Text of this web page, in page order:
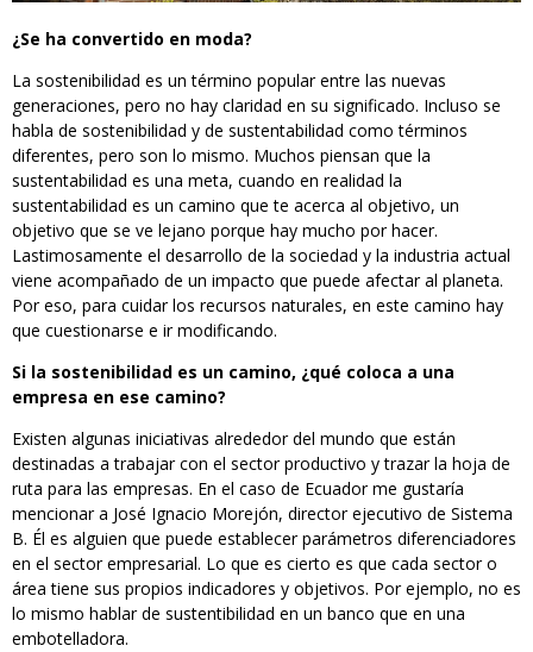
¿Se ha convertido en moda?
La sostenibilidad es un término popular entre las nuevas
generaciones, pero no hay claridad en su significado. Incluso se
habla de sostenibilidad y de sustentabilidad como términos
diferentes, pero son lo mismo. Muchos piensan que la
sustentabilidad es una meta, cuando en realidad la
sustentabilidad es un camino que te acerca al objetivo, un
objetivo que se ve lejano porque hay mucho por hacer.
Lastimosamente el desarrollo de la sociedad y la industria actual
viene acompañado de un impacto que puede afectar al planeta.
Por eso, para cuidar los recursos naturales, en este camino hay
que cuestionarse e ir modificando.
Si la sostenibilidad es un camino, ¿qué coloca a una
empresa en ese camino?
Existen algunas iniciativas alrededor del mundo que están
destinadas a trabajar con el sector productivo y trazar la hoja de
ruta para las empresas. En el caso de Ecuador me gustaría
mencionar a José Ignacio Morejón, director ejecutivo de Sistema
B. Él es alguien que puede establecer parámetros diferenciadores
en el sector empresarial. Lo que es cierto es que cada sector o
área tiene sus propios indicadores y objetivos. Por ejemplo, no es
lo mismo hablar de sustentibilidad en un banco que en una
embotelladora.